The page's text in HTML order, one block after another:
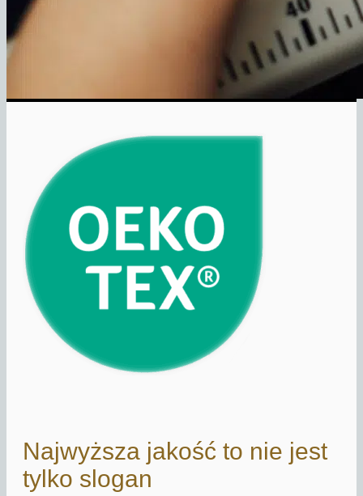
Najwyższa jakość to nie jest
tylko slogan